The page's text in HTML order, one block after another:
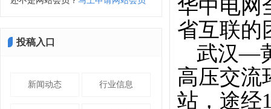
投稿入口
新闻动态 行业信息
华中电网
省互联的
武汉—
高压交流
站，途经